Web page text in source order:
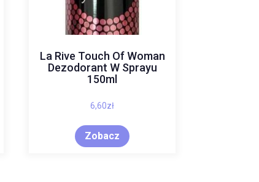
La Rive Touch Of Woman
Dezodorant W Sprayu
150ml
6,60zł
Zobacz